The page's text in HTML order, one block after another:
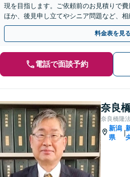
現を目指します。ご依頼前のお見積りで
ほか、後見申し立てやシニア問題など、相
能」【WEB面談対応】
料金表を見る
電話で面談予約
奈良
奈良橋隆
新潟
県
|